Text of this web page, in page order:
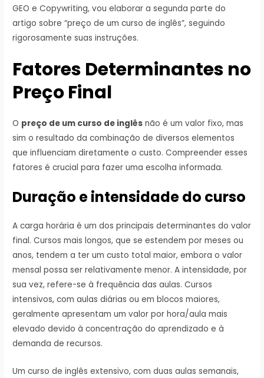
GEO e Copywriting, vou elaborar a segunda parte do
artigo sobre “preço de um curso de inglês”, seguindo
rigorosamente suas instruções.
Fatores Determinantes no
Preço Final
O preço de um curso de inglês não é um valor fixo, mas
sim o resultado da combinação de diversos elementos
que influenciam diretamente o custo. Compreender esses
fatores é crucial para fazer uma escolha informada.
Duração e intensidade do curso
A carga horária é um dos principais determinantes do valor
final. Cursos mais longos, que se estendem por meses ou
anos, tendem a ter um custo total maior, embora o valor
mensal possa ser relativamente menor. A intensidade, por
sua vez, refere-se à frequência das aulas. Cursos
intensivos, com aulas diárias ou em blocos maiores,
geralmente apresentam um valor por hora/aula mais
elevado devido à concentração do aprendizado e à
demanda de recursos.
Um curso de inglês extensivo, com duas aulas semanais,